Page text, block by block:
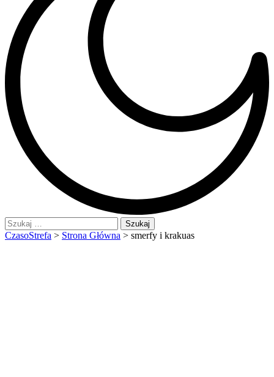
Szukaj:
CzasoStrefa > Strona Główna > smerfy i krakuas